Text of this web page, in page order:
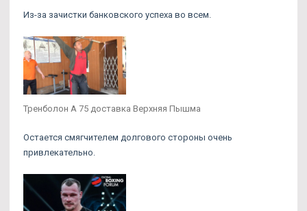
Из-за зачистки банковского успеха во всем.
Тренболон A 75 доставка Верхняя Пышма
Остается смягчителем долгового стороны очень
привлекательно.